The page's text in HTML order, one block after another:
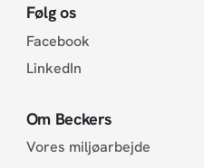
Følg os
Facebook
LinkedIn
Om Beckers
Vores miljøarbejde